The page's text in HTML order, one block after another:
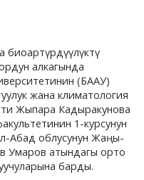
биоартүрдүүлүктү
алкагында
(БААУ)
жана климатология
Жыпара Кадыракунова
1-курсунун
Абад облусунун Жаңы-
Умаров атындагы орто
барды.